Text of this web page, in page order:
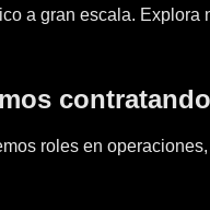
a gran escala. Explora
contratando
roles en